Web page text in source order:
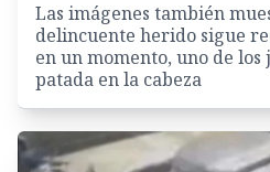
Las imágenes también
delincuente herido sigue
en un momento, uno de
patada en la cabeza